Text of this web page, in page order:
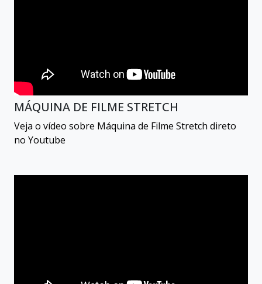
MÁQUINA DE FILME STRETCH
Veja o vídeo sobre Máquina de Filme Stretch direto
no Youtube